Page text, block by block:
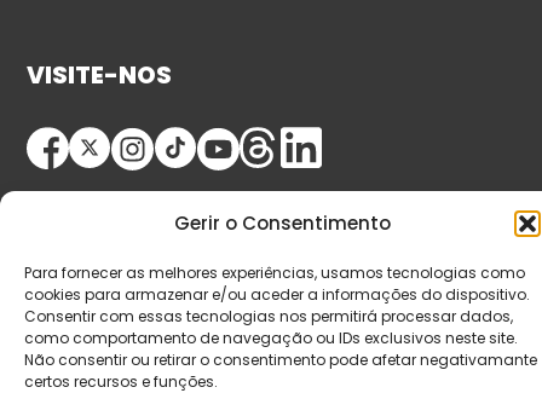
Gerir o Consentimento
Para fornecer as melhores experiências, usamos tecnologias como
cookies para armazenar e/ou aceder a informações do dispositivo.
Consentir com essas tecnologias nos permitirá processar dados,
como comportamento de navegação ou IDs exclusivos neste site.
Não consentir ou retirar o consentimento pode afetar negativamante
certos recursos e funções.
VISITE-NOS
© Copyright 2026 Saída de Emergência. Todos os
direitos reservados.